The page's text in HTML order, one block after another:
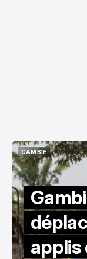
GAMBIE
GAMBIE
applis